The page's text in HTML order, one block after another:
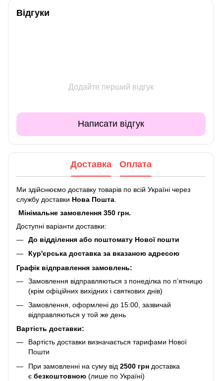
Відгуки
Додайте перший відгук
Написати відгук
Доставка Оплата
Ми здійснюємо доставку товарів по всій Україні через
службу доставки Нова Пошта
Мінімальне замовлення 350 грн.
Доступні варіанти доставки:
До відділення або поштомату Нової пошти
Кур'єрська доставка за вказаною адресою
Графік відправлення замовлень:
Замовлення відправляються з понеділка по п’ятницю
(крім офіційних вихідних і святкових днів)
Замовлення, оформлені до 15:00, зазвичай
відправляються у той же день
Вартість доставки:
Вартість доставки визначається тарифами Нової
Пошти
При замовленні на суму від 2500 грн доставка
є безкоштовною (лише по Україні)